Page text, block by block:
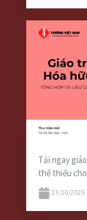
Tải ngay
thể thiếu
23/10/2025